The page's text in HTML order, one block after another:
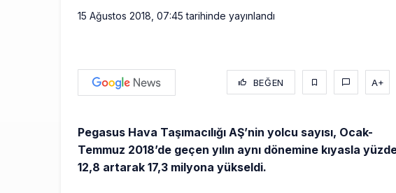
15 Ağustos 2018, 07:45 tarihinde yayınlandı
BEĞEN A+
Pegasus Hava Taşımacılığı AŞ’nin yolcu sayısı, Ocak-
Temmuz 2018’de geçen yılın aynı dönemine kıyasla
12,8 artarak 17,3 milyona yükseldi.